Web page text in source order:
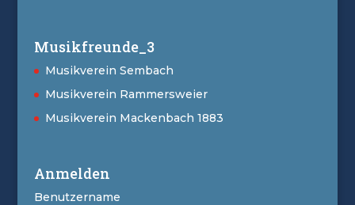
Musikfreunde_3
Musikverein Sembach
Musikverein Rammersweier
Musikverein Mackenbach 1883
Anmelden
Benutzername